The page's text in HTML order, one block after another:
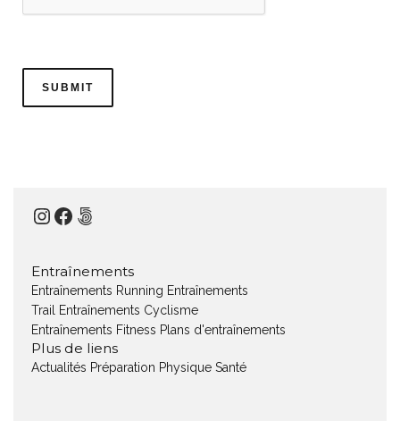
Instagram
Facebook
500px
Entraînements
Entraînements Running Entraînements
Trail
Entraînements Cyclisme
Entraînements Fitness Plans d'entraînements
Plus de liens
Actualités Préparation Physique Santé